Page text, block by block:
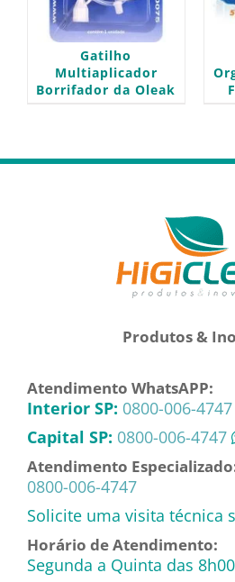
Gatilho
Multiaplicador
Borrifador da Oleak
Produtos &
Atendimento WhatsAPP:
Interior SP: 0800-006-4747
Capital SP: 0800-006-4747
Atendimento
0800-006-4747
Solicite uma visita técnica
Horário de Atendimento:
Segunda a Quinta das